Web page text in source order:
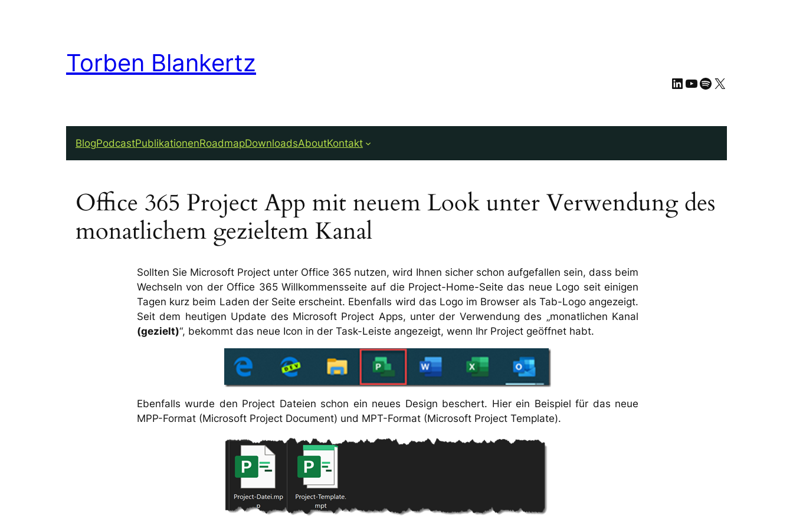
Torben Blankertz
LinkedIn
YouTube
Spotify
X
BlogPodcastPublikationenRoadmapDownloadsAboutKontakt
Office 365 Project App mit neuem Look unter Verwendung des
monatlichem gezieltem Kanal
Sollten Sie Microsoft Project unter Office 365 nutzen, wird Ihnen sicher schon aufgefallen sein, dass beim
Wechseln von der Office 365 Willkommensseite auf die Project-Home-Seite das neue Logo seit einigen
Tagen kurz beim Laden der Seite erscheint. Ebenfalls wird das Logo im Browser als Tab-Logo angezeigt.
Seit dem heutigen Update des Microsoft Project Apps, unter der Verwendung des „monatlichen Kanal
(gezielt)“, bekommt das neue Icon in der Task-Leiste angezeigt, wenn Ihr Project geöffnet habt.
Ebenfalls wurde den Project Dateien schon ein neues Design beschert. Hier ein Beispiel für das neue
MPP-Format (Microsoft Project Document) und MPT-Format (Microsoft Project Template).